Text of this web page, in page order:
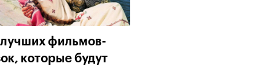
фильмов-
которые будут